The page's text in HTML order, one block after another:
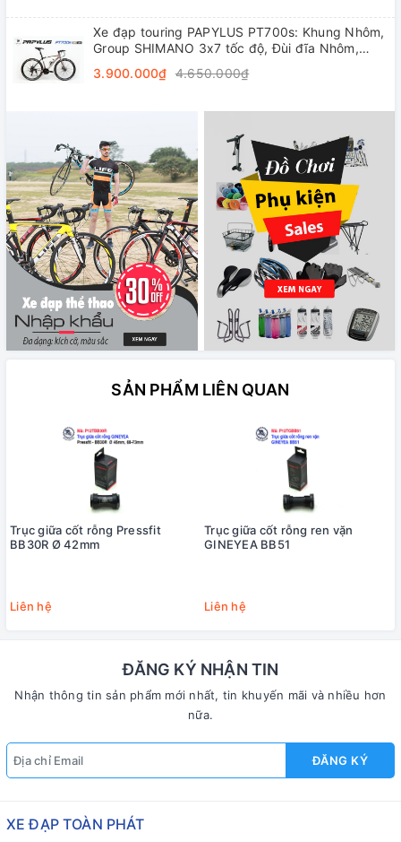
Xe đạp touring PAPYLUS PT700s: Khung Nhôm,
Group SHIMANO 3x7 tốc độ, Đùi đĩa Nhôm,
3.900.000₫ 4.650.000₫
SẢN PHẨM LIÊN QUAN
Trục giữa cốt rỗng Pressfit
BB30R Ø 42mm
Liên hệ
Trục giữa cốt rỗng ren vặn
GINEYEA BB51
Liên hệ
ĐĂNG KÝ NHẬN TIN
Nhận thông tin sản phẩm mới nhất, tin khuyến mãi và nhiều hơn
nữa.
ĐĂNG KÝ
XE ĐẠP TOÀN PHÁT